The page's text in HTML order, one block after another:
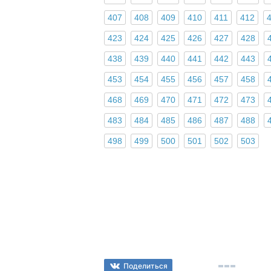
407 408 409 410 411 412
423 424 425 426 427 428
438 439 440 441 442 443
453 454 455 456 457 458
468 469 470 471 472 473
483 484 485 486 487 488
498 499 500 501 502 503
Поделиться